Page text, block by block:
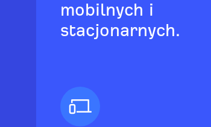
mobilnych i
stacjonarnych.